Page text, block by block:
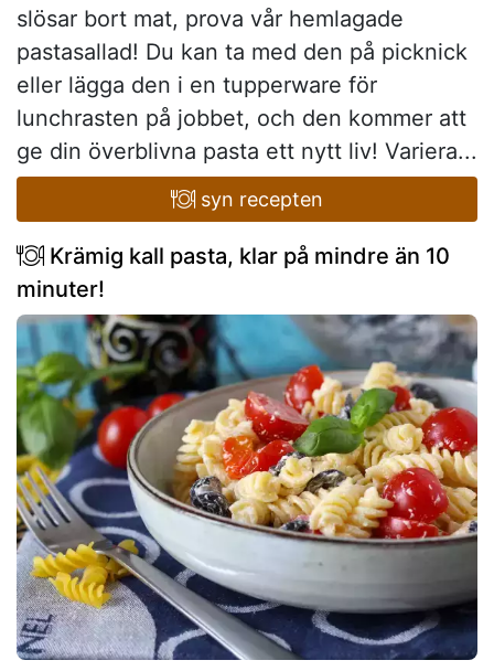
slösar bort mat, prova vår hemlagade
pastasallad! Du kan ta med den på picknick
eller lägga den i en tupperware för
lunchrasten på jobbet, och den kommer att
ge din överblivna pasta ett nytt liv! Variera...
syn recepten
Krämig kall pasta, klar på mindre än 10
minuter!